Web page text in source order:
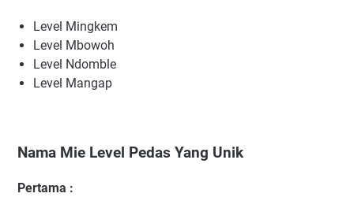
Level Mingkem
Level Mbowoh
Level Ndomble
Level Mangap
Nama Mie Level Pedas Yang Unik
Pertama :